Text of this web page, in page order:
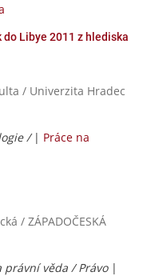
Libye 2011 z hlediska
/ Univerzita Hradec
/ | Práce na
/ ZÁPADOČESKÁ
právní věda / Právo|